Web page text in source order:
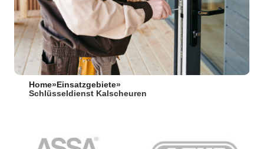
Home» Einsatzgebiete»
Schlüsseldienst Kalscheuren